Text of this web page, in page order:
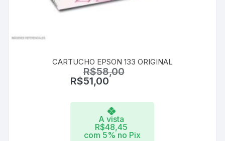
CARTUCHO EPSON 133 ORIGINAL
R$58,00
R$51,00
A vista
R$48,45
com 5% no Pix